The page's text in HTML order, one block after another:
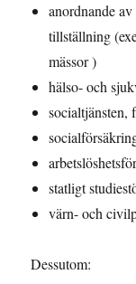
anordnande
tillställning
mässor )
hälso- och
socialtjänsten,
statligt
värn- och
Dessutom: